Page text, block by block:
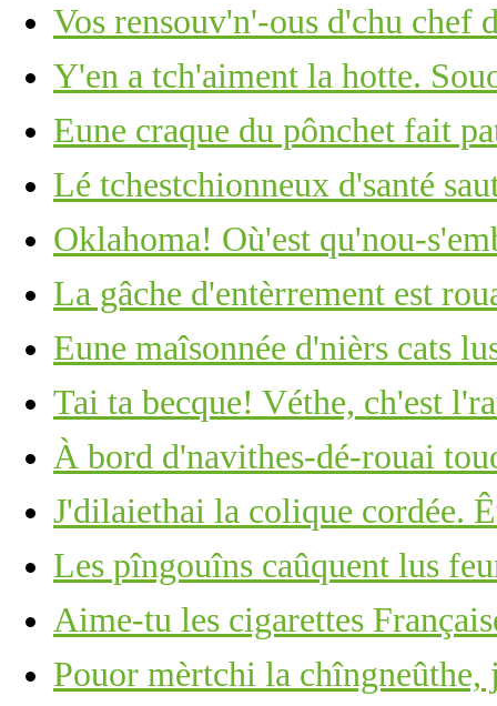
Vos rensouv'n'-ous d'chu chef
Y'en a tch'aiment la hotte.
Eune craque du pônchet fait
Lé tchestchionneux d'santé
Oklahoma! Où'est qu'nou-
La gâche d'entèrrement est
Eune maîsonnée d'nièrs cats
Tai ta becque! Véthe, ch'est
À bord d'navithes-dé-rouai
J'dilaiethai la colique cordée.
Les pîngouîns caûquent lus
Aime-tu les cigarettes
Pouor mèrtchi la chîngneûthe,